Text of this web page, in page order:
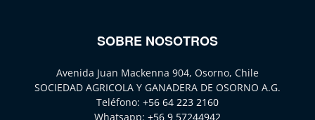
SOBRE NOSOTROS
Avenida Juan Mackenna 904, Osorno, Chile
SOCIEDAD AGRICOLA Y GANADERA DE OSORNO A.G.
Teléfono: +56 64 223 2160
Whatsapp: +56 9 57244942